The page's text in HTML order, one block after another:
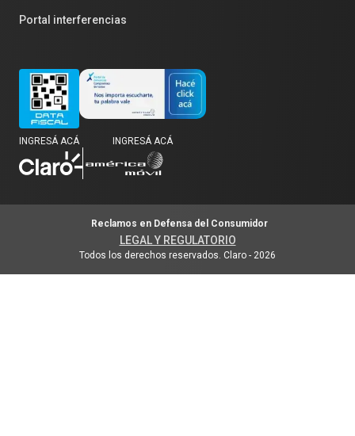
Portal interferencias
INGRESÁ ACÁ INGRESÁ ACÁ
Todos los derechos reservados. Claro - 2026
LEGAL Y REGULATORIO
Reclamos en Defensa del Consumidor